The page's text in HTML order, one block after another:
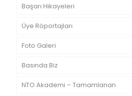
Başarı Hikayeleri
Üye Röportajları
Foto Galeri
Basında Biz
NTO Akademi – Tamamlanan